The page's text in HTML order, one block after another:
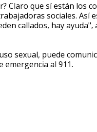
Claro que sí están los
sociales. Así
callados, hay
sexual, puede
emergencia al 911.